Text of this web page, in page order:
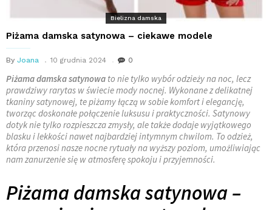
Bielizna damska
Piżama damska satynowa – ciekawe modele
By Joana 10 grudnia 2024 0
Piżama damska satynowa to nie tylko wybór odzieży na noc, lecz
prawdziwy rarytas w świecie mody nocnej. Wykonane z delikatnej
tkaniny satynowej, te piżamy łączą w sobie komfort i elegancję,
tworząc doskonałe połączenie luksusu i praktyczności. Satynowy
dotyk nie tylko rozpieszcza zmysły, ale także dodaje wyjątkowego
blasku i lekkości nawet najbardziej intymnym chwilom. To odzież,
która przenosi nasze nocne rytuały na wyższy poziom, umożliwiając
nam zanurzenie się w atmosferę spokoju i przyjemności.
Piżama damska satynowa –